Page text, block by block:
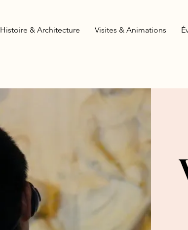
Histoire & Architecture Visites & Animations